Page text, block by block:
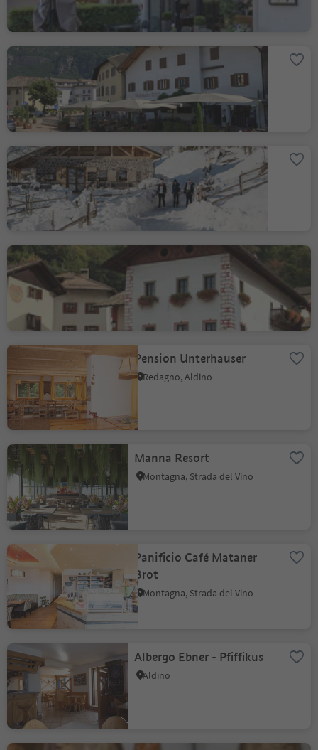
Osteria Waldthaler
Ora, Strada del Vino
Malga Cislon
Trodena
Albergo Goldener Löwe
Montagna, Strada del Vino
Pension Unterhauser
Redagno, Aldino
Manna Resort
Montagna, Strada del Vino
Panificio Café Mataner
Brot
Montagna, Strada del Vino
Albergo Ebner - Pfiffikus
Aldino